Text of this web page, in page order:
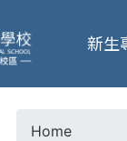
Home
新生